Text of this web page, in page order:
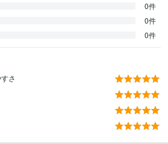
0件
0件
0件
さ